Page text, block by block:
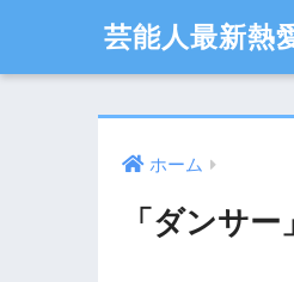
芸能人最新熱
ホーム
「ダンサ